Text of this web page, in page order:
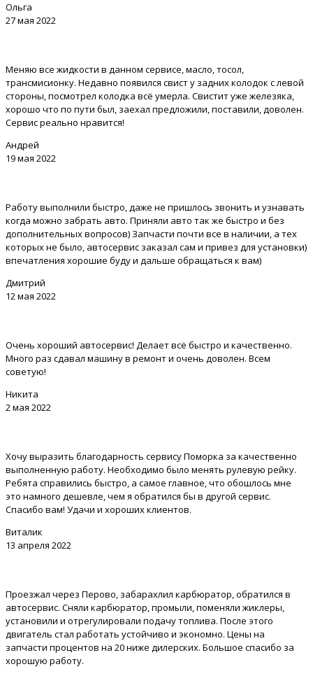
Ольга
27 мая 2022
Меняю все жидкости в данном сервисе, масло, тосол,
трансмисионку. Недавно появился свист у задних колодок с левой
стороны, посмотрел колодка всё умерла. Свистит уже железяка,
хорошо что по пути был, заехал предложили, поставили, доволен.
Сервис реально нравится!
Андрей
19 мая 2022
Работу выполнили быстро, даже не пришлось звонить и узнавать
когда можно забрать авто. Приняли авто так же быстро и без
дополнительных вопросов) Запчасти почти все в наличии, а тех
которых не было, автосервис заказал сам и привез для установки)
впечатления хорошие буду и дальше обращаться к вам)
Дмитрий
12 мая 2022
Очень хороший автосервис! Делает всё быстро и качественно.
Много раз сдавал машину в ремонт и очень доволен. Всем
советую!
Никита
2 мая 2022
Хочу выразить благодарность сервису Поморка за качественно
выполненную работу. Необходимо было менять рулевую рейку.
Ребята справились быстро, а самое главное, что обошлось мне
это намного дешевле, чем я обратился бы в другой сервис.
Спасибо вам! Удачи и хороших клиентов.
Виталик
13 апреля 2022
Проезжал через Перово, забарахлил карбюратор, обратился в
автосервис. Сняли карбюратор, промыли, поменяли жиклеры,
установили и отрегулировали подачу топлива. После этого
двигатель стал работать устойчиво и экономно. Цены на
запчасти процентов на 20 ниже дилерских. Большое спасибо за
хорошую работу.